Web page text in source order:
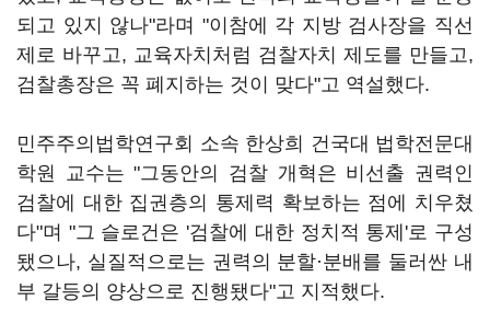
되고 있지 않나"라며 "이참에 각 지방 검사장을 직선
제로 바꾸고, 교육자치처럼 검찰자치 제도를 만들고,
검찰총장은 꼭 폐지하는 것이 맞다"고 역설했다.
민주주의법학연구회 소속 한상희 건국대 법학전문대
학원 교수는 "그동안의 검찰 개혁은 비선출 권력인
검찰에 대한 집권층의 통제력 확보하는 점에 치우쳤
다"며 "그 슬로건은 '검찰에 대한 정치적 통제'로 구성
됐으나, 실질적으로는 권력의 분할·분배를 둘러싼 내
부 갈등의 양상으로 진행됐다"고 지적했다.